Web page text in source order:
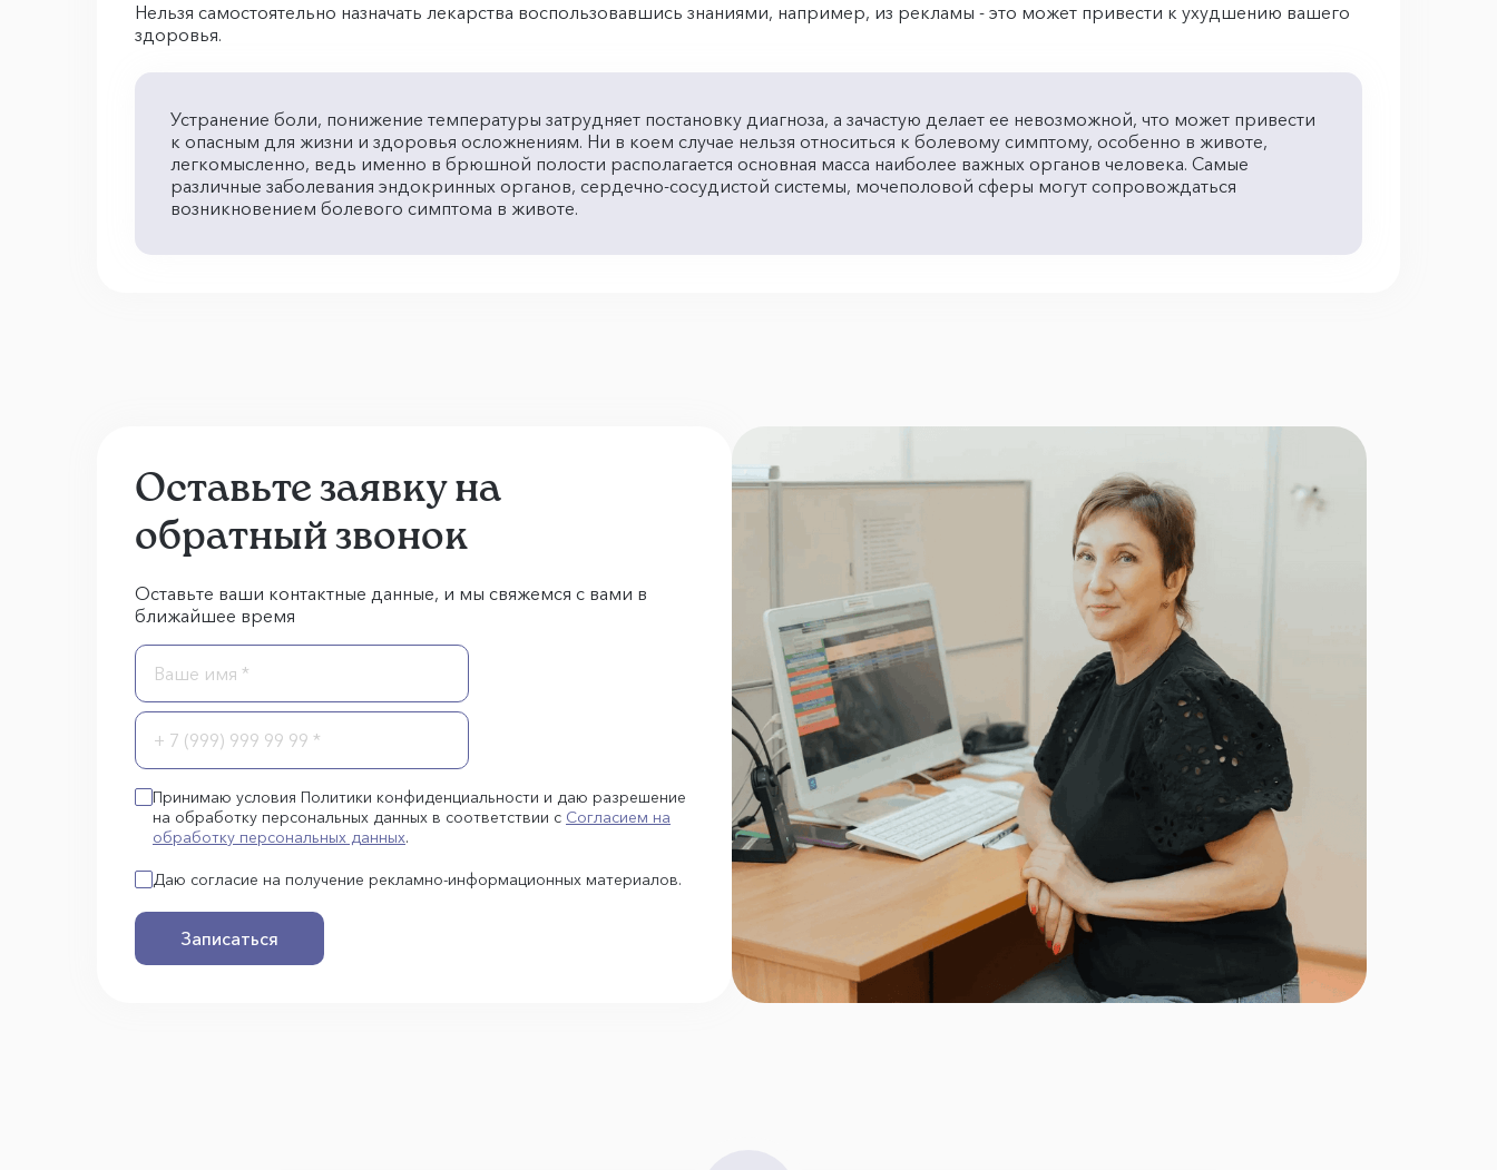
Нельзя самостоятельно назначать лекарства воспользовавшись знаниями, например, из рекламы - это может привести к ухудшению вашего
здоровья.
Устранение боли, понижение температуры затрудняет постановку диагноза, а зачастую делает ее невозможной, что может привести
к опасным для жизни и здоровья осложнениям. Ни в коем случае нельзя относиться к болевому симптому, особенно в животе,
легкомысленно, ведь именно в брюшной полости располагается основная масса наиболее важных органов человека. Самые
различные заболевания эндокринных органов, сердечно-сосудистой системы, мочеполовой сферы могут сопровождаться
возникновением болевого симптома в животе.
Оставьте заявку на
обратный звонок
Оставьте ваши контактные данные, и мы свяжемся с вами в
ближайшее время
Принимаю условия Политики конфиденциальности и даю разрешение
на обработку персональных данных в соответствии с Согласием на
обработку персональных данных.
Даю согласие на получение рекламно-информационных материалов.
Записаться